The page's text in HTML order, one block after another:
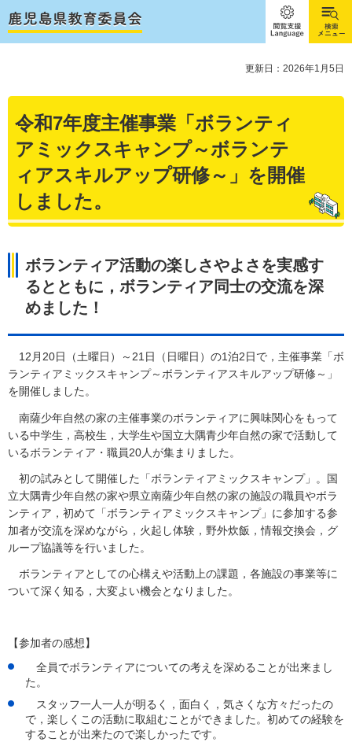
閲覧支
援
Language
検索メ
ニュー
更新日：2026年1月5日
令和7年度主催事業「ボランティ
アミックスキャンプ～ボランテ
ィアスキルアップ研修～」を開催
しました。
ボランティア活動の楽しさやよさを実感す
るとともに，ボランティア同士の交流を深
めました！
12月20日（土曜日）～21日（日曜日）の1泊2日で，主催事業「ボ
ランティアミックスキャンプ～ボランティアスキルアップ研修～」
を開催しました。
南薩少年自然の家の主催事業のボランティアに興味関心をもって
いる中学生，高校生，大学生や国立大隅青少年自然の家で活動して
いるボランティア・職員20人が集まりました。
初の試みとして開催した「ボランティアミックスキャンプ」。国
立大隅青少年自然の家や県立南薩少年自然の家の施設の職員やボラ
ンティア，初めて「ボランティアミックスキャンプ」に参加する参
加者が交流を深めながら，火起し体験，野外炊飯，情報交換会，グ
ループ協議等を行いました。
ボランティアとしての心構えや活動上の課題，各施設の事業等に
ついて深く知る，大変よい機会となりました。
【参加者の感想】
全員でボランティアについての考えを深めることが出来まし
た。
スタッフ一人一人が明るく，面白く，気さくな方々だったの
で，楽しくこの活動に取組むことができました。初めての経験を
することが出来たので楽しかったです。